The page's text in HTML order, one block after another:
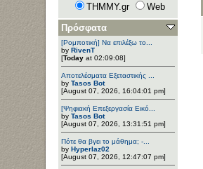
THMMY.gr
Web
Πρόσφατα
[Ρομποτική] Να επιλέξω το...
by RivenT
[Today at 02:09:08]
Αποτελέσματα Εξεταστικής ...
by Tasos Bot
[August 07, 2026, 16:04:01 pm]
[Ψηφιακή Επεξεργασία Εικό...
by Tasos Bot
[August 07, 2026, 13:31:51 pm]
Πότε θα βγει το μάθημα; -...
by Hyperlaz02
[August 07, 2026, 12:47:07 pm]